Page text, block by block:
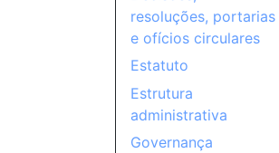
resoluções, portarias
e ofícios circulares
Estatuto
Estrutura
administrativa
Governança